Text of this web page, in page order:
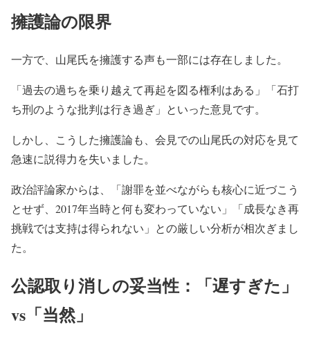
擁護論の限界
一方で、山尾氏を擁護する声も一部には存在しました。
「過去の過ちを乗り越えて再起を図る権利はある」「石打
ち刑のような批判は行き過ぎ」といった意見です。
しかし、こうした擁護論も、会見での山尾氏の対応を見て
急速に説得力を失いました。
政治評論家からは、「謝罪を並べながらも核心に近づこう
とせず、2017年当時と何も変わっていない」「成長なき再
挑戦では支持は得られない」との厳しい分析が相次ぎまし
た。
公認取り消しの妥当性：「遅すぎた」
vs「当然」